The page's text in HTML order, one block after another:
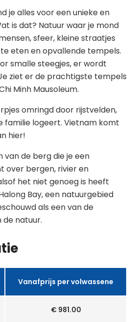
je alles voor een unieke en
is dat? Natuur waar je mond
sfeer, kleine straatjes
eten en opvallende tempels.
smalle steegjes, er wordt
ziet er de prachtigste tempels
Minh Mausoleum.
omringd door rijstvelden,
familie logeert. Vietnam komt
hier!
de berg die je een
over bergen, rivier en
het niet genoeg is heeft
Bay, een natuurgebied
als een van de
natuur.
Vanafprijs per volwassene
€ 981.00